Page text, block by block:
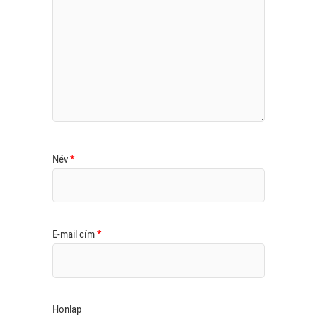
Név*
E-mail cím*
Honlap